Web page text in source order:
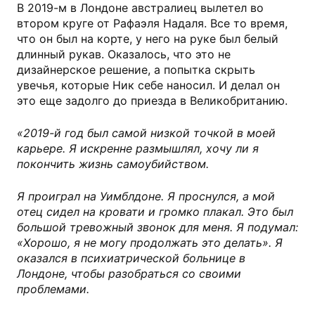
В 2019-м в Лондоне австралиец вылетел во
втором круге от Рафаэля Надаля. Все то время,
что он был на корте, у него на руке был белый
длинный рукав. Оказалось, что это не
дизайнерское решение, а попытка скрыть
увечья, которые Ник себе наносил. И делал он
это еще задолго до приезда в Великобританию.
«2019-й год был самой низкой точкой в моей
карьере. Я искренне размышлял, хочу ли я
покончить жизнь самоубийством.
Я проиграл на Уимблдоне. Я проснулся, а мой
отец сидел на кровати и громко плакал. Это был
большой тревожный звонок для меня. Я подумал:
«Хорошо, я не могу продолжать это делать». Я
оказался в психиатрической больнице в
Лондоне, чтобы разобраться со своими
проблемами.